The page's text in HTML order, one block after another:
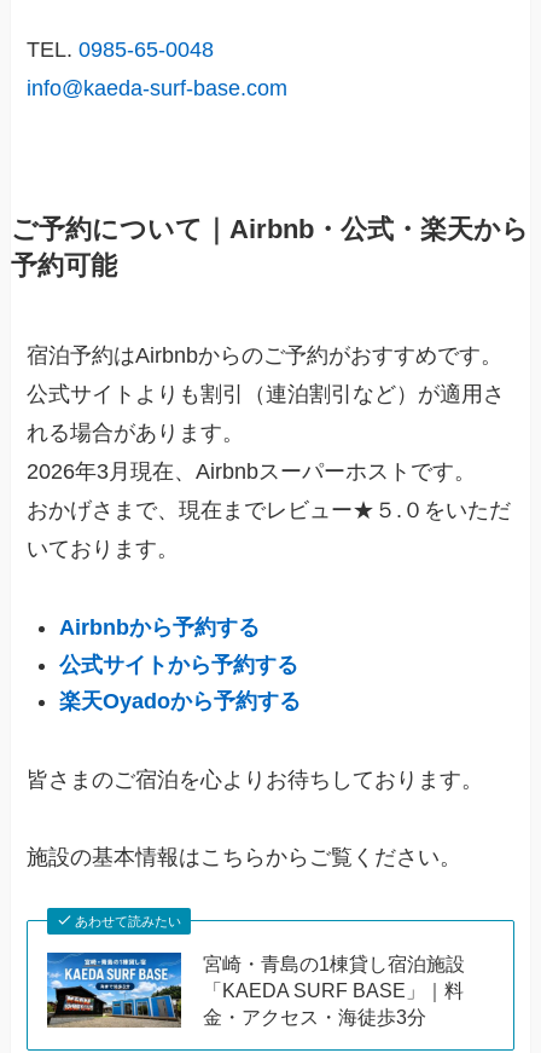
TEL.0985-65-0048
info@kaeda-surf-base.com
ご予約について｜Airbnb・公式・楽天から
予約可能
宿泊予約はAirbnbからのご予約がおすすめです。
公式サイトよりも割引（連泊割引など）が適用さ
れる場合があります。
2026年3月現在、Airbnbスーパーホストです。
おかげさまで、現在までレビュー★５.０をいただ
いております。
Airbnbから予約する
公式サイトから予約する
楽天Oyadoから予約する
皆さまのご宿泊を心よりお待ちしております。
施設の基本情報はこちらからご覧ください。
あわせて読みたい
宮崎・青島の1棟貸し宿泊施設
「KAEDA SURF BASE」｜料
金・アクセス・海徒歩3分